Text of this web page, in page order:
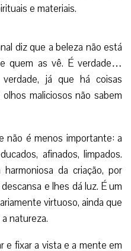
e materiais.
diz que a beleza não está
quem as vê. É verdade…
já que há coisas
maliciosos não sabem
não é menos importante: a
afinados, limpados.
da criação, por
e lhes dá luz. É um
virtuoso, ainda que
natureza.
e fixar a vista e a mente em